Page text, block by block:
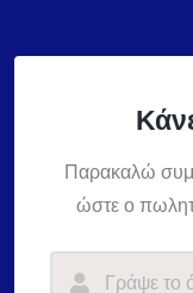
Παρακαλώ
ώστε ο